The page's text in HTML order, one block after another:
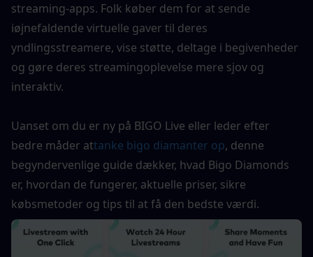
streaming-apps. Folk køber dem for at sende
iøjnefaldende virtuelle gaver til deres
yndlingsstreamere, vise støtte, deltage i begivenheder
og gøre deres streamingoplevelse mere sjov og
interaktiv.
Uanset om du er ny på BIGO Live eller leder efter
bedre måder attanke bigo diamanter op, denne
begyndervenlige guide dækker, hvad Bigo Diamonds
er, hvordan de fungerer, aktuelle priser, sikre
købsmetoder og tips til at få den bedste værdi.